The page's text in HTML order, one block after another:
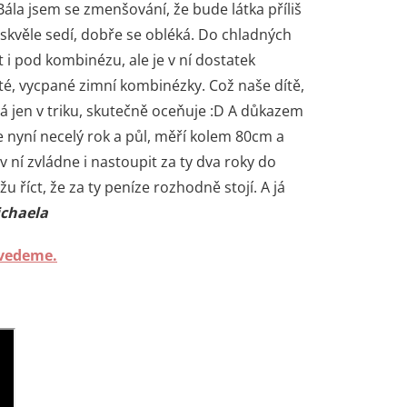
jsem se zmenšování, že bude látka příliš
sedí, dobře se obléká. Do chladných
pod kombinézu, ale je v ní dostatek
vycpané zimní kombinézky. Což naše dítě,
v triku, skutečně oceňuje :D A důkazem
necelý rok a půl, měří kolem 80cm a
ní zvládne i nastoupit za ty dva roky do
říct, že za ty peníze rozhodně stojí. A já